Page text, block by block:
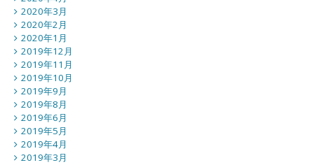
2020年3月
2020年2月
2020年1月
2019年12月
2019年11月
2019年10月
2019年9月
2019年8月
2019年6月
2019年5月
2019年4月
2019年3月